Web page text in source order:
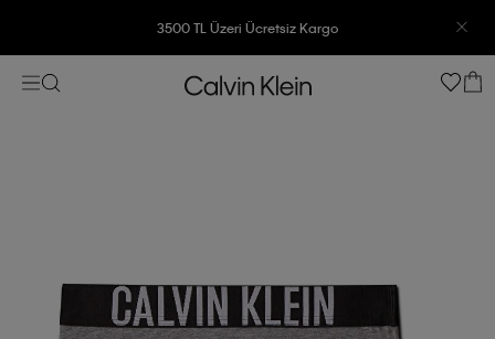
3500 TL Üzeri Ücretsiz Kargo
7500 TL Ve Üzeri Alışverişlerinizde 6 Taksit İmkanı